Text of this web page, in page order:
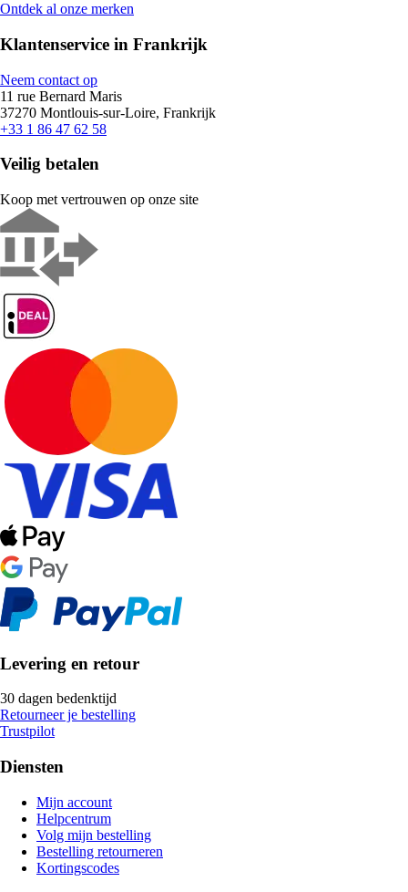
Ontdek al onze merken
Klantenservice in Frankrijk
Neem contact op
11 rue Bernard Maris
37270 Montlouis-sur-Loire, Frankrijk
+33 1 86 47 62 58
Veilig betalen
Koop met vertrouwen op onze site
Levering en retour
30 dagen bedenktijd
Retourneer je bestelling
Trustpilot
Diensten
Mijn account
Helpcentrum
Volg mijn bestelling
Bestelling retourneren
Kortingscodes